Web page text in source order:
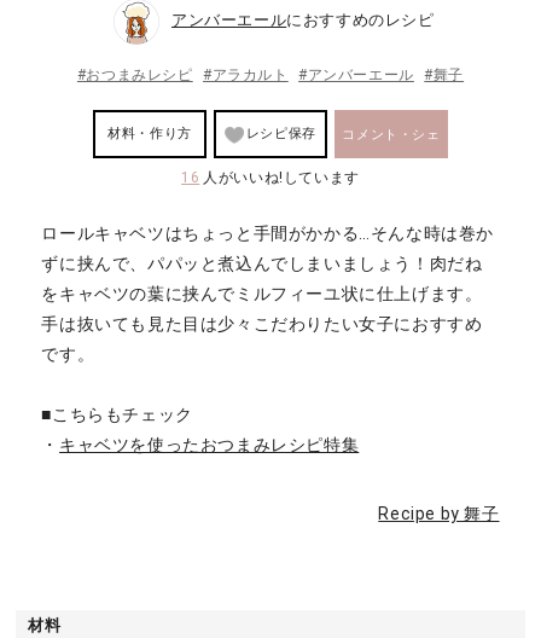
アンバーエールにおすすめのレシピ
#おつまみレシピ #アラカルト #アンバーエール #舞子
材料・作り方 レシピ保存 コメント・シェ
16 人がいいね!しています
ロールキャベツはちょっと手間がかかる…そんな時は巻か
ずに挟んで、パパッと煮込んでしまいましょう！肉だね
をキャベツの葉に挟んでミルフィーユ状に仕上げます。
手は抜いても見た目は少々こだわりたい女子におすすめ
です。
■こちらもチェック
・ キャベツを使ったおつまみレシピ特集
Recipe by 舞子
材料